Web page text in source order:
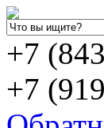
+7
+7